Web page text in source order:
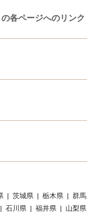
各ページへのリンク
茨城県 栃木県
群馬
石川県 福井県 山梨県